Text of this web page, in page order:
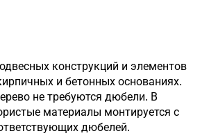
конструкций и элементов
и бетонных основаниях.
не требуются дюбели. В
материалы монтируется с
дюбелей.